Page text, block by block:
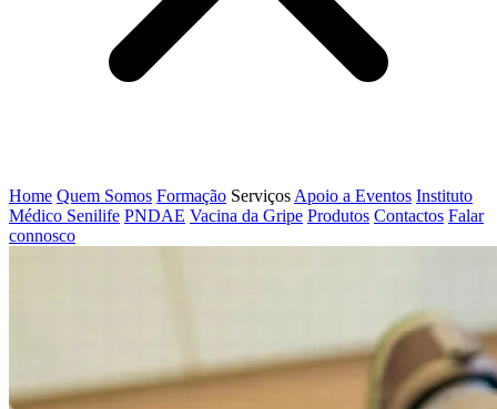
Home Quem Somos Formação Serviços Apoio a Eventos Instituto
Médico Senilife PNDAE Vacina da Gripe Produtos Contactos Falar
connosco